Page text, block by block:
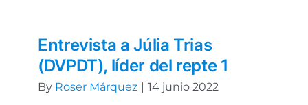
Entrevista a Júlia Trias
(DVPDT), líder del repte 1
By Roser Márquez | 14 junio 2022